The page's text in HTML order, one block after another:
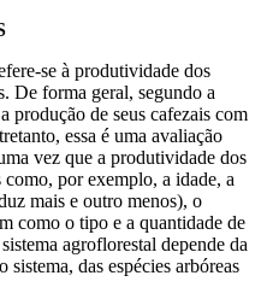
se à produtividade dos
De forma geral, segundo a
produção de seus cafezais com
essa é uma avaliação
vez que a produtividade dos
por exemplo, a idade, a
mais e outro menos), o
como o tipo e a quantidade de
agroflorestal depende da
sistema, das espécies arbóreas